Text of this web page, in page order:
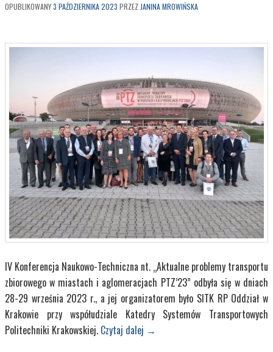
OPUBLIKOWANY3 PAŹDZIERNIKA 2023 PRZEZ JANINA MROWIŃSKA
IV Konferencja Naukowo-Techniczna nt. „Aktualne problemy transportu
zbiorowego w miastach i aglomeracjach PTZ’23” odbyła się w dniach
28-29 września 2023 r., a jej organizatorem było SITK RP Oddział w
Krakowie przy współudziale Katedry Systemów Transportowych
Politechniki Krakowskiej. Czytaj dalej →